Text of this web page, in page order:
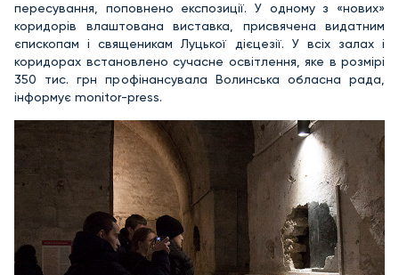
пересування, поповнено експозиції. У одному з «нових»
коридорів влаштована виставка, присвячена видатним
єпископам і священикам Луцької дієцезії. У всіх залах і
коридорах встановлено сучасне освітлення, яке в розмірі
350 тис. грн профінансувала Волинська обласна рада,
інформує monitor-press.